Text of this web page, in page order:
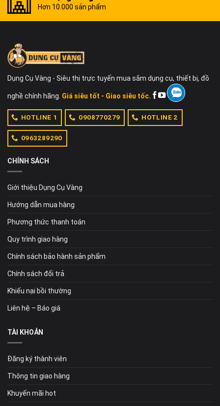
Hơn 10.000 sản phẩm
Dụng Cụ Vàng - Siêu thị trực tuyến mua sắm dụng cụ, thiết bị, đồ
nghề chính hãng. Giá siêu tốt - Giao siêu tốc.
HOTLINE 1 0908770279 HOTLINE 2
0963289290
CHÍNH SÁCH
Giới thiệu Dụng Cụ Vàng
Hướng dẫn mua hàng
Phương thức thanh toán
Quy trình giao hàng
Chính sách bảo hành sản phẩm
Chính sách đổi trả
Khiếu nại bồi thường
Liên hệ – Báo giá
TÀI KHOẢN
Đăng ký thành viên
Thông tin giao hàng
Khuyến mãi hot